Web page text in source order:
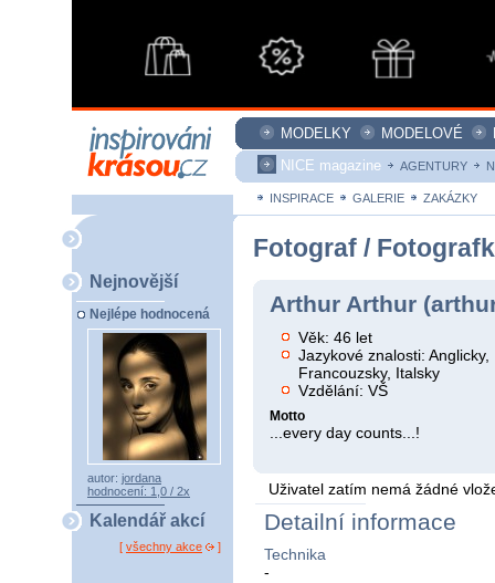
MODELKY MODELOVÉ
NICE magazine
AGENTURY
INSPIRACE GALERIE ZAKÁZKY
Nejnovější
Nejlépe hodnocená
autor: jordana
hodnocení: 1,0 / 2x
Kalendář akcí
[ všechny akce ]
Fotograf /
Arthur Arthur
Věk: 46 let
Jazykové znalosti: Anglicky,
Francouzsky, Italsky
Vzdělání: VŠ
Motto
...every day counts...!
Uživatel zatím nemá žádné
Detailní informace
Technika
-